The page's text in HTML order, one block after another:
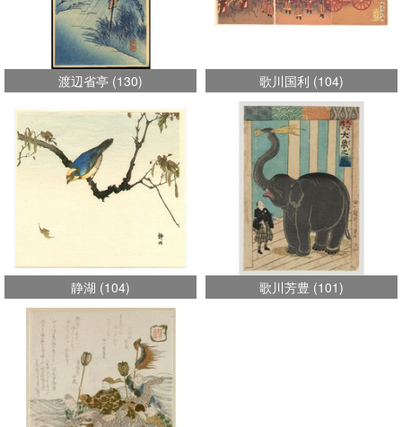
渡辺省亭 (130) 歌川国利 (104)
静湖 (104) 歌川芳豊 (101)